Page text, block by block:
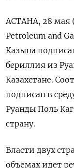
АСТАНА, 28 мая
Petroleum and
Казына
бериллия из
Казахстане.
подписан в
Руанды Поль
страну.
Власти двух
объемах идет